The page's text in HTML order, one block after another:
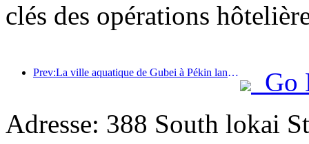
clés des opérations
Prev:La ville aquatique de Gubei à Pékin lance des réductions touristiques estivales
Go
Adresse: 388 South lokai